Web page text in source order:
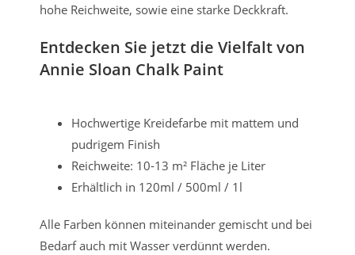
hohe Reichweite, sowie eine starke Deckkraft.
Entdecken Sie jetzt die Vielfalt von
Annie Sloan Chalk Paint
Hochwertige Kreidefarbe mit mattem und
pudrigem Finish
Reichweite: 10-13 m² Fläche je Liter
Erhältlich in 120ml / 500ml / 1l
Alle Farben können miteinander gemischt und bei
Bedarf auch mit Wasser verdünnt werden.